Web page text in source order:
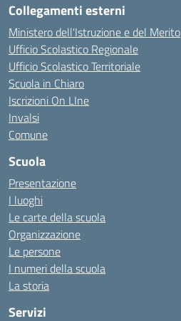
Collegamenti esterni
Ministero dell'Istruzione e del Merito
Ufficio Scolastico Regionale
Ufficio Scolastico Territoriale
Scuola in Chiaro
Iscrizioni On LIne
Invalsi
Comune
Scuola
Presentazione
I luoghi
Le carte della scuola
Organizzazione
Le persone
I numeri della scuola
La storia
Servizi